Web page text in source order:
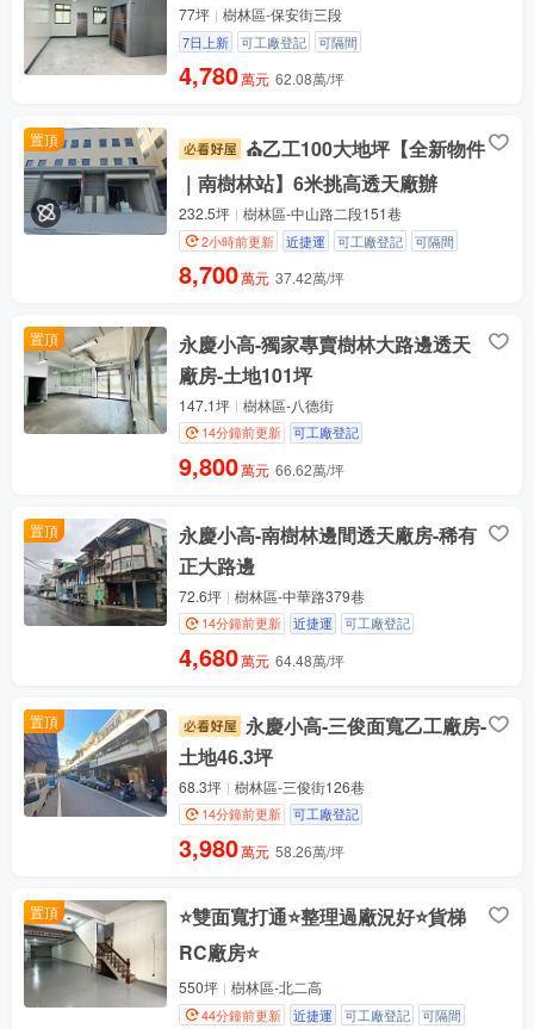
77坪 樹林區-保安街三段
7日上新 可工廠登記 可隔間
4,780萬元 62.08萬/坪
置頂
⛪乙工100大地坪【全新物件
｜南樹林站】6米挑高透天廠辦
232.5坪 樹林區-中山路二段151巷
2小時前更新 近捷運 可工廠登記 可隔間
8,700萬元 37.42萬/坪
置頂
永慶小高-獨家專賣樹林大路邊透天
廠房-土地101坪
147.1坪 樹林區-八德街
14分鐘前更新 可工廠登記
9,800萬元 66.62萬/坪
置頂
永慶小高-南樹林邊間透天廠房-稀有
正大路邊
72.6坪 樹林區-中華路379巷
14分鐘前更新 近捷運 可工廠登記
4,680萬元 64.48萬/坪
置頂
永慶小高-三俊面寬乙工廠房-
土地46.3坪
68.3坪 樹林區-三俊街126巷
14分鐘前更新 可工廠登記
3,980萬元 58.26萬/坪
置頂
⭐雙面寬打通⭐整理過廠況好⭐貨梯
RC廠房⭐
550坪 樹林區-北二高
44分鐘前更新 近捷運 可工廠登記 可隔間